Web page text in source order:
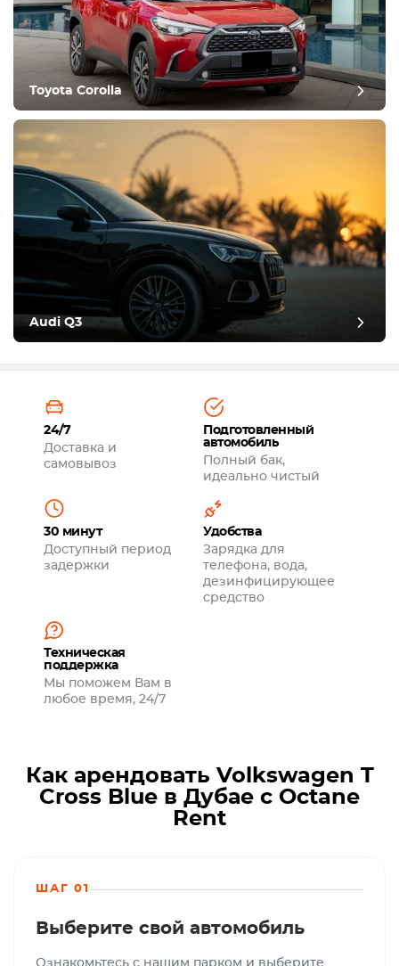
Toyota Corolla
Audi Q3
24/7
Доставка и
самовывоз
Подготовленный
автомобиль
Полный бак,
идеально чистый
30 минут
Доступный период
задержки
Удобства
Зарядка для
телефона, вода,
дезинфицирующее
средство
Техническая
поддержка
Мы поможем Вам в
любое время, 24/7
Как арендовать Volkswagen T
Cross Blue в Дубае с Octane
Rent
ШАГ 01
Выберите свой автомобиль
Ознакомьтесь с нашим парком и выберите